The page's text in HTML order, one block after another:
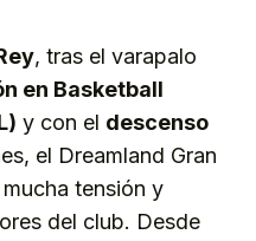
, tras el varapalo
en Basketball
y con el descenso
el Dreamland Gran
tensión y
del club. Desde